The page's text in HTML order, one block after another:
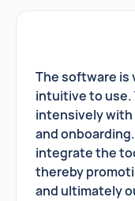
The software is
intuitive to use.
intensively
and
integrate the
thereby
and ultimately